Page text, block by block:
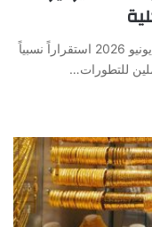
شهدت أسعار الذهب في ليبيا اليوم الجمعة 12 يونيو 2026 استقراراً نسبياً
للتطورات…